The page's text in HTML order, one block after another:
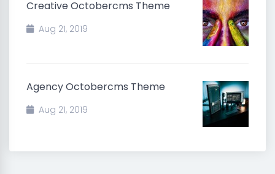
Creative Octobercms Theme
Aug 21, 2019
Agency Octobercms Theme
Aug 21, 2019